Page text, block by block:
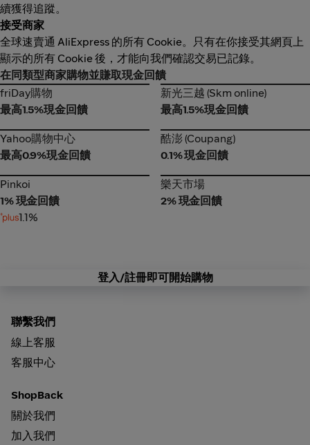
續獲得追蹤。
接受商家
全球速賣通 AliExpress 的所有 Cookie。只有在你接受其網頁上
顯示的所有 Cookie 後，才能向我們確認交易已記錄。
在同類型商家購物並賺取現金回饋
friDay購物
friDay購物
最高1.5%現金回饋
新光三越 (Skm online)
新光三越 (Skm online)
最高1.5%現金回饋
Yahoo購物中心
Yahoo購物中心
最高0.9%現金回饋
酷澎 (Coupang)
酷澎 (Coupang)
0.1% 現金回饋
Pinkoi
Pinkoi
1% 現金回饋
1.1%
樂天市場
樂天市場
2% 現金回饋
登入/註冊即可開始購物
聯繫我們
線上客服
客服中心
ShopBack
關於我們
加入我們